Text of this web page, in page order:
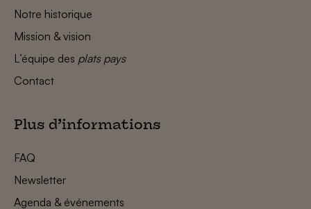
Notre historique
Mission & vision
L’équipe des plats pays
Contact
Plus d’informations
FAQ
Newsletter
Agenda & événements